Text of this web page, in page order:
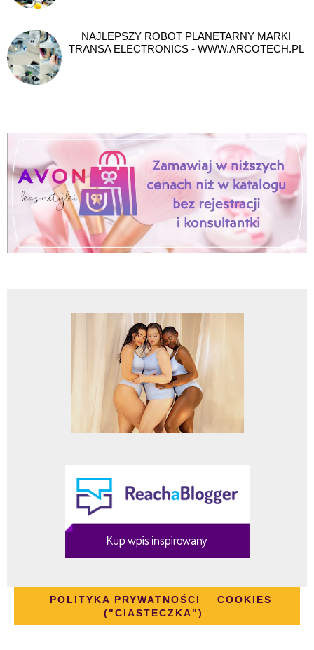
NAJLEPSZY ROBOT PLANETARNY MARKI
TRANSA ELECTRONICS - WWW.ARCOTECH.PL
POLITYKA PRYWATNOŚCI
COOKIES
("CIASTECZKA")